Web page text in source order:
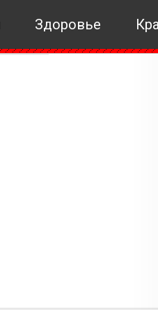
Здоровье